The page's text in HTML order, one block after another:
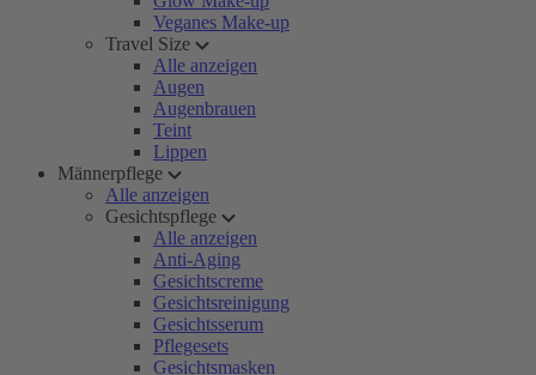
Veganes Make-up
Travel Size
Alle anzeigen
Augen
Augenbrauen
Teint
Lippen
Männerpflege
Alle anzeigen
Gesichtspflege
Alle anzeigen
Anti-Aging
Gesichtscreme
Gesichtsreinigung
Gesichtsserum
Pflegesets
Gesichtsmasken